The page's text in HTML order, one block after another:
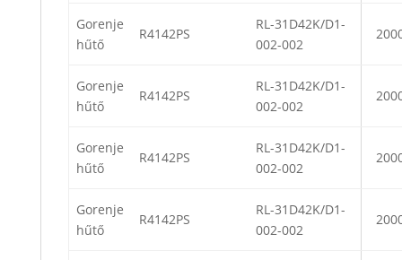
Gorenje
hűtő
R4142PS
RL-31D42K/D1-
002-002
Gorenje
hűtő
R4142PS
RL-31D42K/D1-
002-002
Gorenje
hűtő
R4142PS
RL-31D42K/D1-
002-002
Gorenje
hűtő
R4142PS
RL-31D42K/D1-
002-002